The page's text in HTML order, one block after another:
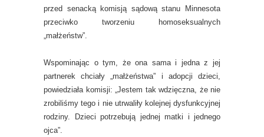
przed senacką komisją sądową stanu Minnesota
przeciwko tworzeniu homoseksualnych
„małżeństw”.
Wspominając o tym, że ona sama i jedna z jej
partnerek chciały „małżeństwa” i adopcji dzieci,
powiedziała komisji: „Jestem tak wdzięczna, że nie
zrobiliśmy tego i nie utrwaliły kolejnej dysfunkcyjnej
rodziny. Dzieci potrzebują jednej matki i jednego
ojca”.